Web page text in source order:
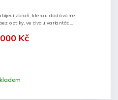
Kč
zbraň, kterou dodáváme
optiky, ve dvou variantách